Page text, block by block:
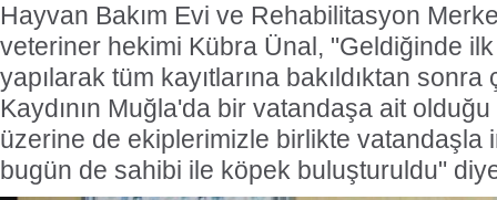
Hayvan Bakım Evi ve Rehabilitasyon
veteriner hekimi Kübra Ünal, "Geldiğinde
yapılarak tüm kayıtlarına bakıldıktan
Kaydının Muğla'da bir vatandaşa ait
üzerine de ekiplerimizle birlikte vatandaşla
bugün de sahibi ile köpek buluşturuldu"